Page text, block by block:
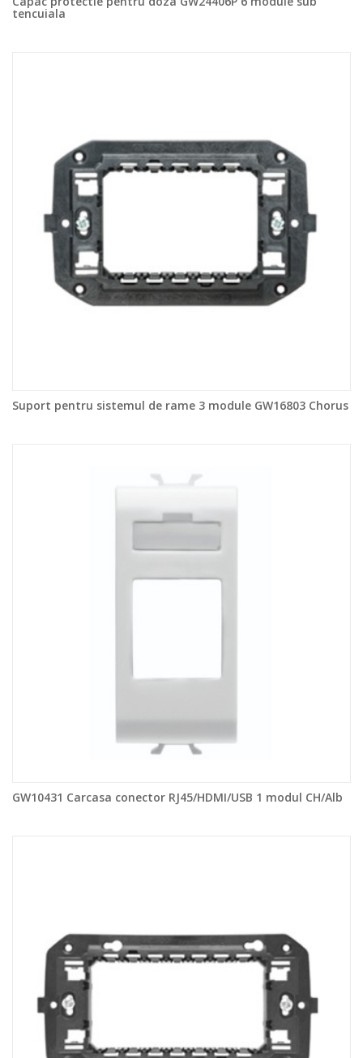
tencuiala
Suport pentru sistemul de rame 3 module GW16803 Chorus
GW10431 Carcasa conector RJ45/HDMI/USB 1 modul CH/Alb